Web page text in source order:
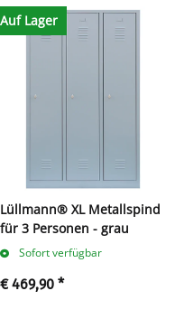
Auf Lager
Lüllmann® XL Metallspind
für 3 Personen - grau
Sofort verfügbar
€ 469,90 *